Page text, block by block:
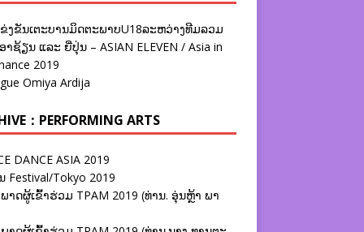
ງຂັນເຕະບານມິດຕະພາບU18ລະຫວ່າງທີມລວມ
າຊ້ຽນ ແລະ ຍີ່ປຸ່ນ – ASIAN ELEVEN / Asia in
2019
Omiya Ardija
：PERFORMING ARTS
DANCE ASIA 2019
Festival/Tokyo 2019
າດຜູ້ເຂົ້າຮ່ວມ TPAM 2019 (ທ່ານ. ອຸ່ນຫຼ້າ ພາ